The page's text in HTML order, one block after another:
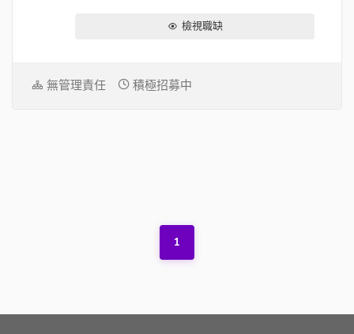
檢視職缺
無管理責任 積極招募中
1